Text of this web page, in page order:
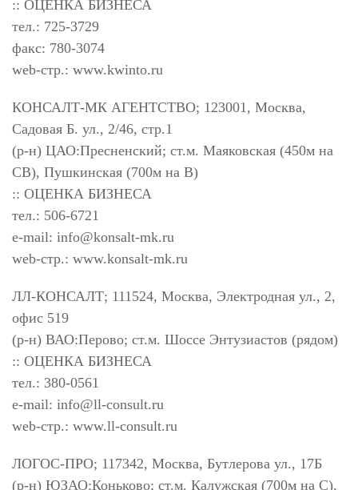
:: ОЦЕНКА БИЗНЕСА
тел.: 725-3729
факс: 780-3074
web-стр.: www.kwinto.ru
КОНСАЛТ-МК АГЕНТСТВО; 123001, Москва,
Садовая Б. ул., 2/46, стр.1
(р-н) ЦАО:Пресненский; ст.м. Маяковская (450м на
СВ), Пушкинская (700м на В)
:: ОЦЕНКА БИЗНЕСА
тел.: 506-6721
e-mail: info@konsalt-mk.ru
web-стр.: www.konsalt-mk.ru
ЛЛ-КОНСАЛТ; 111524, Москва, Электродная ул., 2,
офис 519
(р-н) ВАО:Перово; ст.м. Шоссе Энтузиастов (рядом)
:: ОЦЕНКА БИЗНЕСА
тел.: 380-0561
e-mail: info@ll-consult.ru
web-стр.: www.ll-consult.ru
ЛОГОС-ПРО; 117342, Москва, Бутлерова ул., 17Б
(р-н) ЮЗАО:Коньково; ст.м. Калужская (700м на С),